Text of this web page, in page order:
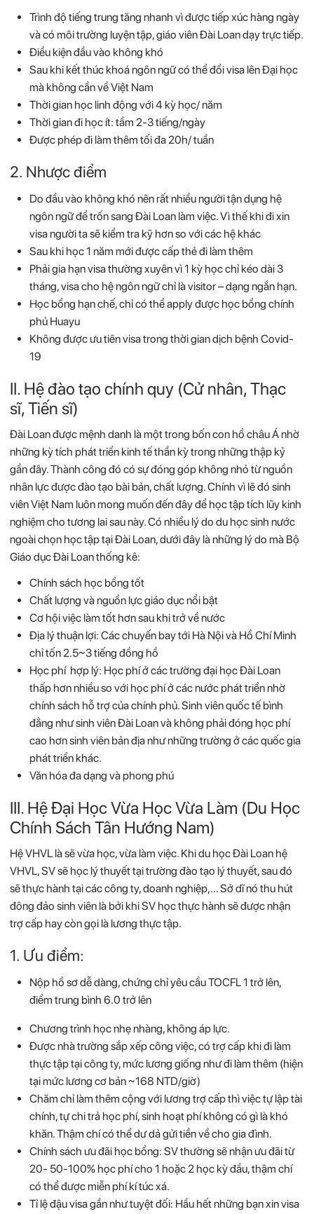
Trình độ tiếng trung tăng nhanh vì được tiếp xúc hàng ngày
và có môi trường luyện tập, giáo viên Đài Loan dạy trực tiếp.
Điều kiện đầu vào không khó
Sau khi kết thúc khoá ngôn ngữ có thể đổi visa lên Đại học
mà không cần về Việt Nam
Thời gian học linh động với 4 kỳ học/ năm
Thời gian đi học ít: tầm 2-3 tiếng/ngày
Được phép đi làm thêm tối đa 20h/ tuần
2. Nhược điểm
Do đầu vào không khó nên rất nhiều người tận dụng hệ
ngôn ngữ để trốn sang Đài Loan làm việc. Vì thế khi đi xin
visa người ta sẽ kiểm tra kỹ hơn so với các hệ khác
Sau khi học 1 năm mới được cấp thẻ đi làm thêm
Phải gia hạn visa thường xuyên vì 1 kỳ học chỉ kéo dài 3
tháng, visa cho hệ ngôn ngữ chỉ là visitor – dạng ngắn hạn.
Học bổng hạn chế, chỉ có thể apply được học bổng chính
phủ Huayu
Không được ưu tiên visa trong thời gian dịch bệnh Covid-
19
II. Hệ đào tạo chính quy (Cử nhân, Thạc
sĩ, Tiến sĩ)
Đài Loan được mệnh danh là một trong bốn con hổ châu Á nhờ
những kỳ tích phát triển kinh tế thần kỳ trong những thập kỷ
gần đây. Thành công đó có sự đóng góp không nhỏ từ nguồn
nhân lực được đào tạo bài bản, chất lượng. Chính vì lẽ đó sinh
viên Việt Nam luôn mong muốn đến đây để học tập tích lũy kinh
nghiệm cho tương lai sau này. Có nhiều lý do du học sinh nước
ngoài chọn học tập tại Đài Loan, dưới đây là những lý do mà Bộ
Giáo dục Đài Loan thống kê:
Chính sách học bổng tốt
Chất lượng và nguồn lực giáo dục nổi bật
Cơ hội việc làm tốt hơn sau khi trở về nước
Địa lý thuận lợi: Các chuyến bay tới Hà Nội và Hồ Chí Minh
chỉ tốn 2.5~3 tiếng đồng hồ
Học phí hợp lý: Học phí ở các trường đại học Đài Loan
thấp hơn nhiều so với học phí ở các nước phát triển nhờ
chính sách hỗ trợ của chính phủ. Sinh viên quốc tế bình
đẳng như sinh viên Đài Loan và không phải đóng học phí
cao hơn sinh viên bản địa như những trường ở các quốc gia
phát triển khác.
Văn hóa đa dạng và phong phú
III. Hệ Đại Học Vừa Học Vừa Làm (Du Học
Chính Sách Tân Hướng Nam)
Hệ VHVL là sẽ vừa học, vừa làm việc. Khi du học Đài Loan hệ
VHVL, SV sẽ học lý thuyết tại trường đào tạo lý thuyết, sau đó
sẽ thực hành tại các công ty, doanh nghiệp,… Sở dĩ nó thu hút
đông đảo sinh viên là bởi khi SV học thực hành sẽ được nhận
trợ cấp hay còn gọi là lương thực tập.
1. Ưu điểm:
Nộp hồ sơ dễ dàng, chứng chỉ yêu cầu TOCFL 1 trở lên,
điểm trung bình 6.0 trở lên
Chương trình học nhẹ nhàng, không áp lực.
Được nhà trường sắp xếp công việc, có trợ cấp khi đi làm
thực tập tại công ty, mức lương giống như đi làm thêm (hiện
tại mức lương cơ bản ~168 NTD/giờ)
Chăm chỉ làm thêm cộng với lương trợ cấp thì việc tự lập tài
chính, tự chi trả học phí, sinh hoạt phí không có gì là khó
khăn. Thậm chí có thể dư dả gửi tiền về cho gia đình.
Chính sách ưu đãi học bổng: SV thường sẽ nhận ưu đãi từ
20- 50-100% học phí cho 1 hoặc 2 học kỳ đầu, thậm chí
có thể được miễn phí kí túc xá.
Tỉ lệ đậu visa gần như tuyệt đối: Hầu hết những bạn xin visa